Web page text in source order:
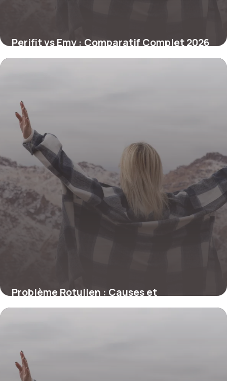
Perifit vs Emy : Comparatif Complet 2026
26 juin 2026
Problème Rotulien : Causes et
Traitements 2026